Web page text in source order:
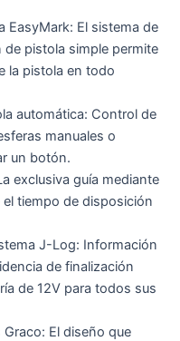
EasyMark: El sistema de
pistola simple permite
la pistola en todo
automática: Control de
manuales o
un botón.
exclusiva guía mediante
tiempo de disposición
J-Log: Información
de finalización
de 12V para todos sus
El diseño que